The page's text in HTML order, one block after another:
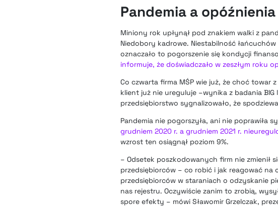
Pandemia a
Miniony rok upłynął pod znakiem walki z
Niedobory kadrowe. Niestabilność
oznaczało to pogorszenie się kondycji
informuje, że doświadczało w zeszłym roku
Co czwarta firma MŚP wie już, że choć towar
klient już nie ureguluje –wynika z badania
przedsiębiorstwo sygnalizowało, że
Pandemia nie pogorszyła, ani nie poprawiła
grudniem 2020 r. a grudniem 2021 r.
wzrost ten osiągnął poziom 9%.
– Odsetek poszkodowanych firm nie zmienił
przedsiębiorców – co robić i jak reagować na
przedsiębiorców w staraniach o odzyskanie
nas rejestru. Oczywiście zanim to zrobią,
spore efekty – mówi Sławomir Grzelczak,